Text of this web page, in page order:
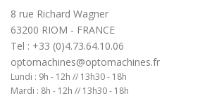
8 rue Richard Wagner
63200 RIOM - FRANCE
Tel : +33 (0)4.73.64.10.06
optomachines@optomachines.fr
Lundi : 9h - 12h // 13h30 - 18h
Mardi : 8h - 12h // 13h30 - 18h